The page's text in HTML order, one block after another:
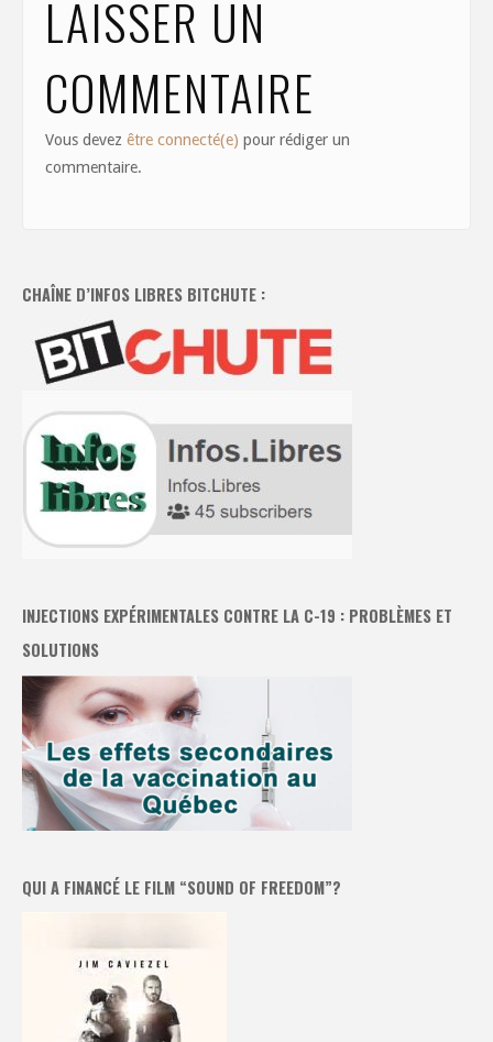
LAISSER UN
COMMENTAIRE
Vous devezêtre connecté(e) pour rédiger un
commentaire.
CHAÎNE D’INFOS LIBRES BITCHUTE :
INJECTIONS EXPÉRIMENTALES CONTRE LA C-19 : PROBLÈMES ET
SOLUTIONS
QUI A FINANCÉ LE FILM “SOUND OF FREEDOM”?